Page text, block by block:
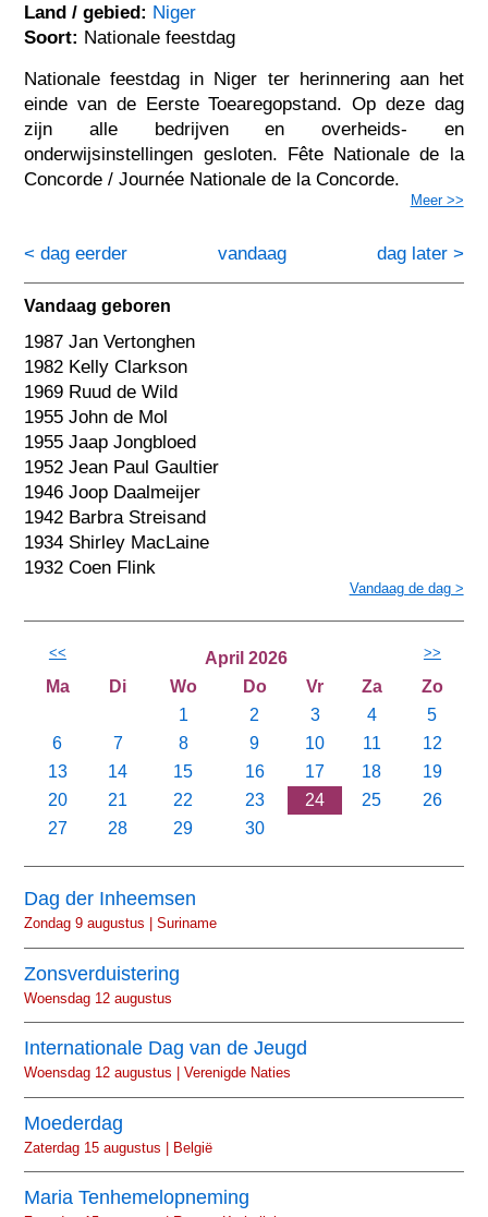
Land / gebied: Niger
Soort: Nationale feestdag
Nationale feestdag in Niger ter herinnering aan het
einde van de Eerste Toearegopstand. Op deze dag
zijn alle bedrijven en overheids- en
onderwijsinstellingen gesloten. Fête Nationale de la
Concorde / Journée Nationale de la Concorde.
Meer >>
< dag eerder dag later >
vandaag
Vandaag geboren
1987 Jan Vertonghen
1982 Kelly Clarkson
1969 Ruud de Wild
1955 John de Mol
1955 Jaap Jongbloed
1952 Jean Paul Gaultier
1946 Joop Daalmeijer
1942 Barbra Streisand
1934 Shirley MacLaine
1932 Coen Flink
Vandaag de dag >
<< April 2026 >>
Ma Di Wo Do Vr Za
Zo
1
2 3 4
5
6
7 8 9 10 11
12
13
14 15 16 17 18
19
20
21 22 23 24 25
26
27
28 29 30
Dag der Inheemsen
Zondag 9 augustus | Suriname
Zonsverduistering
Woensdag 12 augustus
Internationale Dag van de Jeugd
Woensdag 12 augustus | Verenigde Naties
Moederdag
Zaterdag 15 augustus | België
Maria Tenhemelopneming